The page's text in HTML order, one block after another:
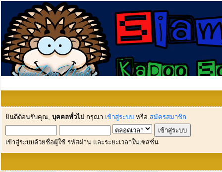
ยินดีต้อนรับคุณ, บุคคลทั่วไป กรุณา เข้าสู่ระบบ หรือ สมัครสมาชิก
เข้าสู่ระบบด้วยชื่อผู้ใช้ รหัสผ่าน และระยะเวลาในเซสชั่น